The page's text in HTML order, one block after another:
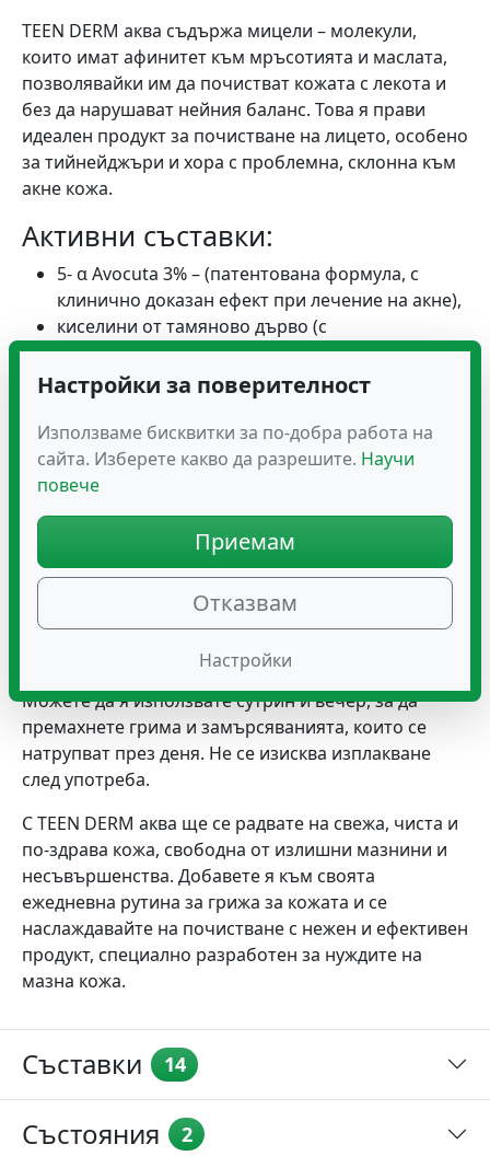
TEEN DERM аква съдържа мицели – молекули,
които имат афинитет към мръсотията и маслата,
позволявайки им да почистват кожата с лекота и
без да нарушават нейния баланс. Това я прави
идеален продукт за почистване на лицето, особено
за тийнейджъри и хора с проблемна, склонна към
акне кожа.
Активни съставки:
5- α Avocuta 3% – (патентована формула, с
клинично доказан ефект при лечение на акне),
киселини от тамяново дърво (с
противовъзпалително действие),
цинк (с бактерицидно действие).
Без парабени.
Без феноксиетанол.
Физиологично РН.
Без сапуни.
Некомедогенен.
Тестван под дерматологичен контрол.
Начин на употреба:
Нанесете мицеларната вода върху памучен
тампон и нежно почистете лицето и шията.
Можете да я използвате сутрин и вечер, за да
премахнете грима и замърсяванията, които се
натрупват през деня. Не се изисква изплакване
след употреба.
С TEEN DERM аква ще се радвате на свежа, чиста и
по-здрава кожа, свободна от излишни мазнини и
несъвършенства. Добавете я към своята
ежедневна рутина за грижа за кожата и се
наслаждавайте на почистване с нежен и ефективен
продукт, специално разработен за нуждите на
мазна кожа.
Съставки 14
Състояния 2
Настройки за поверителност
Използваме бисквитки за по-добра работа на
сайта. Изберете какво да разрешите. Научи
повече
Приемам
Отказвам
Настройки